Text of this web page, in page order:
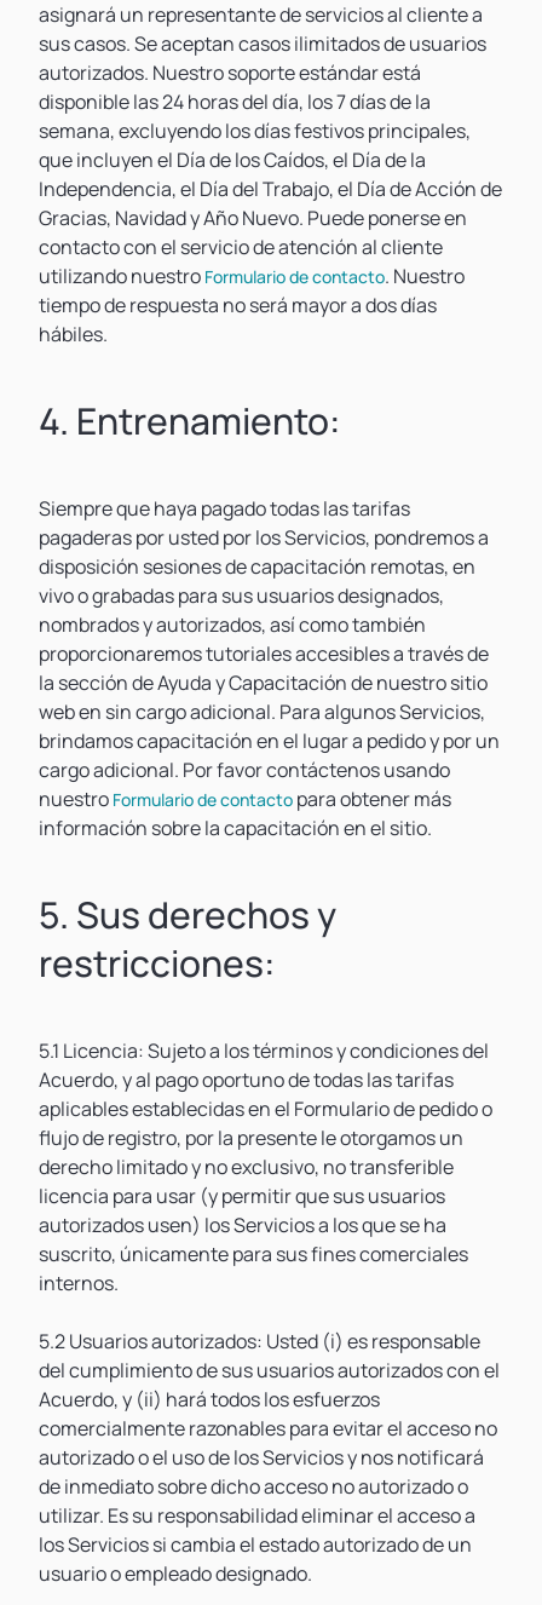
asignará un representante de servicios al cliente a
sus casos. Se aceptan casos ilimitados de usuarios
autorizados. Nuestro soporte estándar está
disponible las 24 horas del día, los 7 días de la
semana, excluyendo los días festivos principales,
que incluyen el Día de los Caídos, el Día de la
Independencia, el Día del Trabajo, el Día de Acción de
Gracias, Navidad y Año Nuevo. Puede ponerse en
contacto con el servicio de atención al cliente
utilizando nuestro Formulario de contacto. Nuestro
tiempo de respuesta no será mayor a dos días
hábiles.
4. Entrenamiento:
Siempre que haya pagado todas las tarifas
pagaderas por usted por los Servicios, pondremos a
disposición sesiones de capacitación remotas, en
vivo o grabadas para sus usuarios designados,
nombrados y autorizados, así como también
proporcionaremos tutoriales accesibles a través de
la sección de Ayuda y Capacitación de nuestro sitio
web en sin cargo adicional. Para algunos Servicios,
brindamos capacitación en el lugar a pedido y por un
cargo adicional. Por favor contáctenos usando
nuestro Formulario de contacto para obtener más
información sobre la capacitación en el sitio.
5. Sus derechos y
restricciones:
5.1 Licencia: Sujeto a los términos y condiciones del
Acuerdo, y al pago oportuno de todas las tarifas
aplicables establecidas en el Formulario de pedido o
flujo de registro, por la presente le otorgamos un
derecho limitado y no exclusivo, no transferible
licencia para usar (y permitir que sus usuarios
autorizados usen) los Servicios a los que se ha
suscrito, únicamente para sus fines comerciales
internos.
5.2 Usuarios autorizados: Usted (i) es responsable
del cumplimiento de sus usuarios autorizados con el
Acuerdo, y (ii) hará todos los esfuerzos
comercialmente razonables para evitar el acceso no
autorizado o el uso de los Servicios y nos notificará
de inmediato sobre dicho acceso no autorizado o
utilizar. Es su responsabilidad eliminar el acceso a
los Servicios si cambia el estado autorizado de un
usuario o empleado designado.